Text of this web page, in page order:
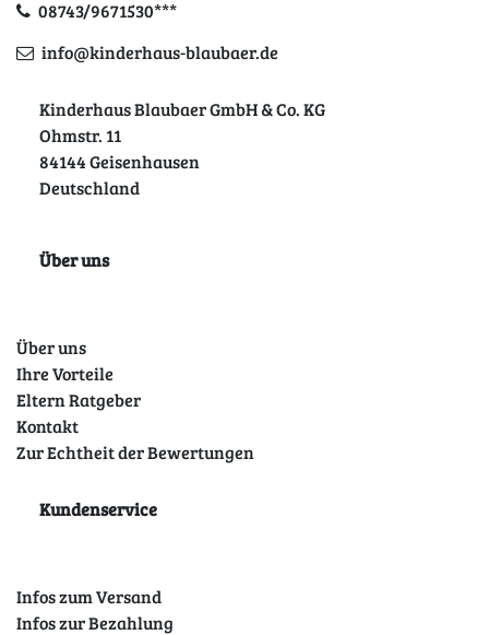
08743/9671530***
info@kinderhaus-blaubaer.de
Kinderhaus Blaubaer GmbH & Co. KG
Ohmstr. 11
84144 Geisenhausen
Deutschland
Über uns
Über uns
Ihre Vorteile
Eltern Ratgeber
Kontakt
Zur Echtheit der Bewertungen
Kundenservice
Infos zum Versand
Infos zur Bezahlung